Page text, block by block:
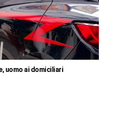
uomo ai domiciliari